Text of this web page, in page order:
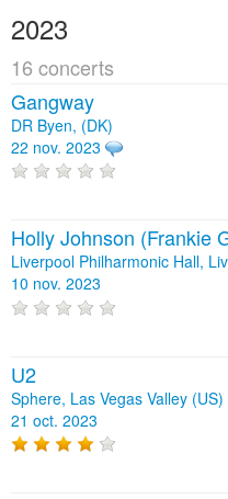
2023
16 concerts
Gangway
DR Byen, (DK)
22 nov. 2023
Holly Johnson (Frankie
Liverpool Philharmonic Hall,
10 nov. 2023
U2
Sphere, Las Vegas Valley (US)
21 oct. 2023